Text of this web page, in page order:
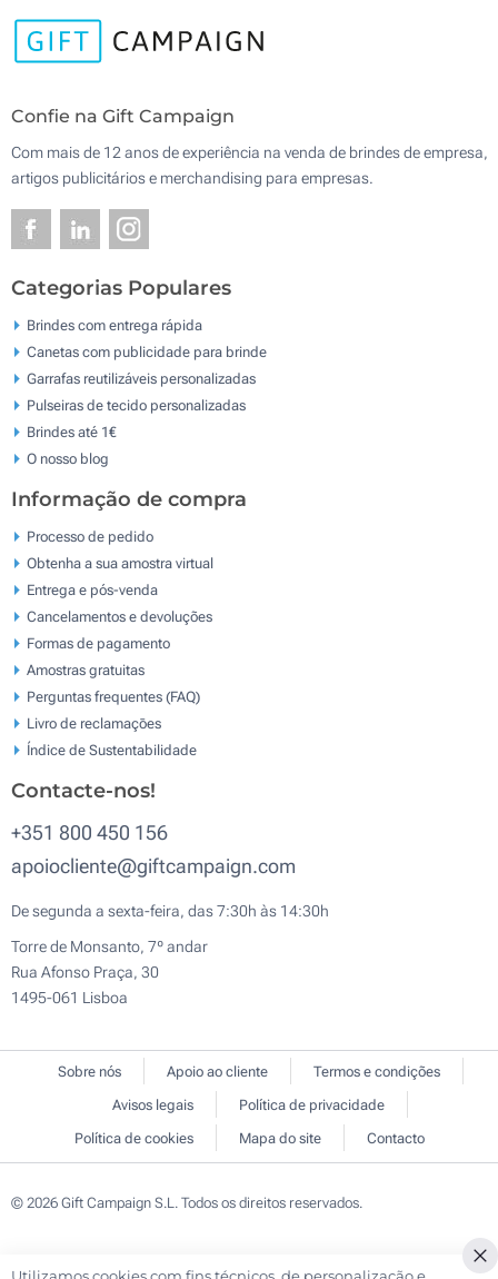
Confie na Gift Campaign
Com mais de 12 anos de experiência na venda de brindes de empresa,
artigos publicitários e merchandising para empresas.
Categorias Populares
Brindes com entrega rápida
Canetas com publicidade para brinde
Garrafas reutilizáveis personalizadas
Pulseiras de tecido personalizadas
Brindes até 1€
O nosso blog
Informação de compra
Processo de pedido
Obtenha a sua amostra virtual
Entrega e pós-venda
Cancelamentos e devoluções
Formas de pagamento
Amostras gratuitas
Perguntas frequentes (FAQ)
Livro de reclamaçōes
Índice de Sustentabilidade
Contacte-nos!
+351 800 450 156
apoiocliente@giftcampaign.com
De segunda a sexta-feira, das 7:30h às 14:30h
Torre de Monsanto, 7º andar
Rua Afonso Praça, 30
1495-061 Lisboa
Sobre nós Apoio ao cliente
Termos e condições
Avisos legais
Política de privacidade
Política de cookies
Mapa do site Contacto
© 2026 Gift Campaign S.L. Todos os direitos reservados.